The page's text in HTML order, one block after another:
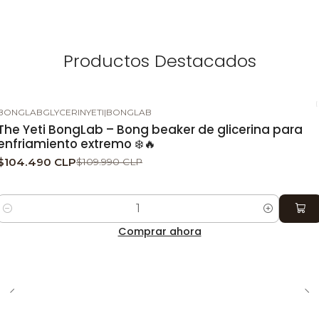
¿De dónde provienen las
semillas Triton Biscotto
Cuando nuestros breeders idearon esta genética,
Productos Destacados
|BONGLAB
Yeti BongLab – Bong beaker de glicerina para
extremo ❄️🔥
CLP$109.990 CLP
Comprar ahora